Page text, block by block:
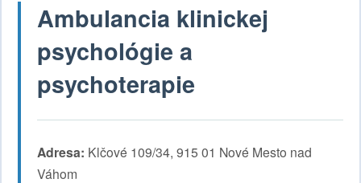
Ambulancia klinickej
psychológie a
psychoterapie
Adresa: Klčové 109/34, 915 01 Nové Mesto nad
Váhom